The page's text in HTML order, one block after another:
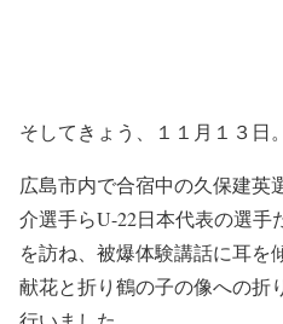
そしてきょう、１１月１３日。
広島市内で合宿中の久保建英
介選手らU-22日本代表の選手
を訪ね、被爆体験講話に耳を
献花と折り鶴の子の像への折